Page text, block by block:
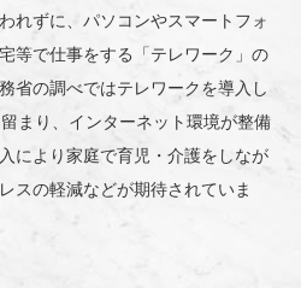
れずに、パソコンやスマートフォ
等で仕事をする「テレワーク」の
省の調べではテレワークを導入し
まり、インターネット環境が整備
により家庭で育児・介護をしなが
スの軽減などが期待されていま